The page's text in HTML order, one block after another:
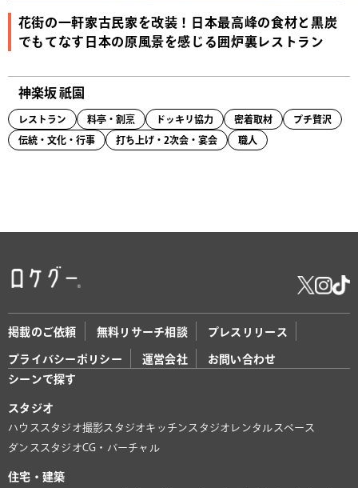
花街の一軒家古民家を改装！日本最高峰の食材と黒炭
でもてなす日本の原風景を感じる囲炉裏レストラン
神楽坂 祇園
レストラン 料亭・割烹 ドッキリ協力 密着取材 プチ贅沢
伝統・文化・行事 打ち上げ・2次会・宴会 職人
掲載のご依頼 無料リサーチ相談 プレスリリース
プライバシーポリシー 運営会社
お問い合わせ
シーンで探す
スタジオ
ハウススタジオ撮影スタジオキッチンスタジオ レンタルスペース
ダンススタジオCG・バーチャル
住宅・建築